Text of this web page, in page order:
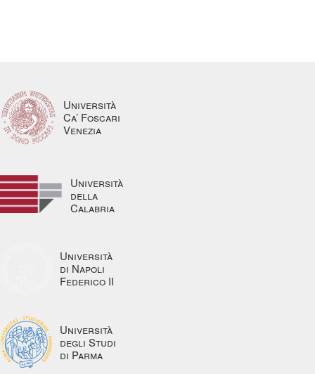
Università
Ca’ Foscari
Venezia
Università
della
Calabria
Università
di Napoli
Federico II
Università
degli Studi
di Parma